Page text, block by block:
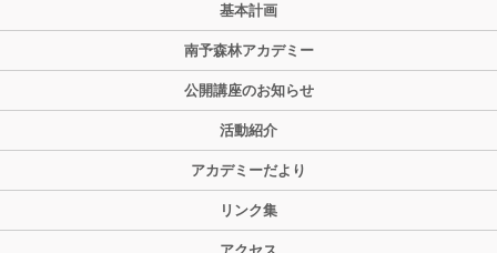
基本計画
南予森林アカデミー
公開講座のお知らせ
活動紹介
アカデミーだより
リンク集